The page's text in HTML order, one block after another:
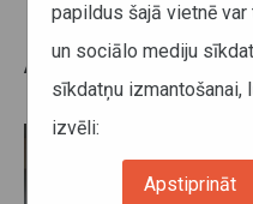
No 21. maija
Autotransporta
pakalpojumu
papildus šajā vietnē
un sociālo mediju
sīkdatņu izmantošanai,
izvēli:
Apstiprināt